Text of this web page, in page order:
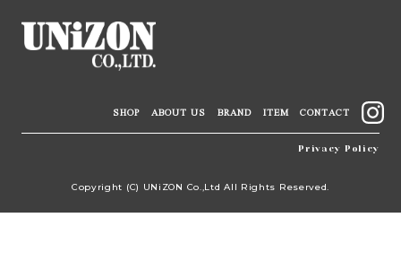
SHOP ABOUT US BRAND ITEM CONTACT
Privacy Policy
Copyright (C) UNiZON Co.,Ltd All Rights Reserved.